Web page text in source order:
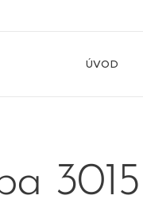
ÚVOD
3015